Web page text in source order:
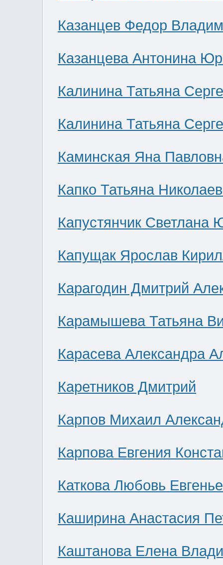
Казанцев Федор
Казанцева Антонина
Калинина Татьяна
Калинина Татьяна
Каминская Яна
Капко Татьяна
Капустянчик Светлана
Капущак Ярослав
Карагодин Дмитрий
Карамышева Татьяна
Карасева Александра
Каретников Дмитрий
Карпов Михаил
Карпова Евгения
Каткова Любовь
Каширина Анастасия
Каштанова Елена